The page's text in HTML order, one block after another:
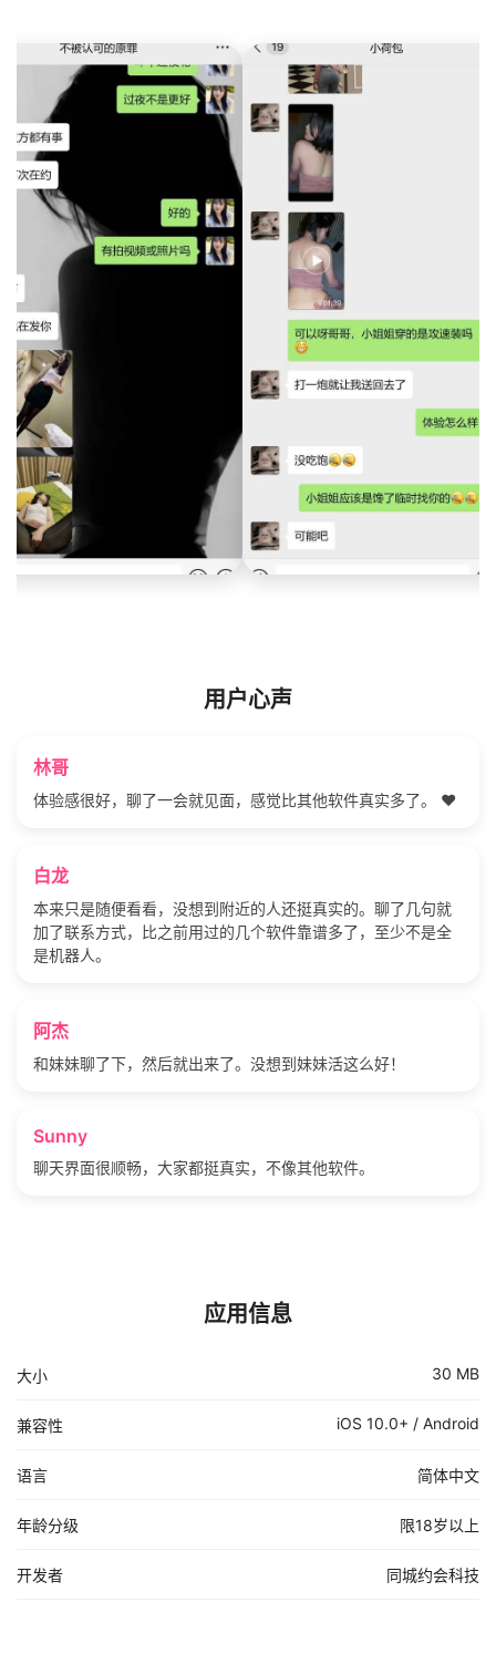
用户心声
林哥
体验感很好，聊了一会就见面，感觉比其他软件真实多了。 ❤️
白龙
本来只是随便看看，没想到附近的人还挺真实的。聊了几句就
加了联系方式，比之前用过的几个软件靠谱多了，至少不是全
是机器人。
阿杰
和妹妹聊了下，然后就出来了。没想到妹妹活这么好！
Sunny
聊天界面很顺畅，大家都挺真实，不像其他软件。
应用信息
大小 30 MB
兼容性 iOS 10.0+ / Android
语言 简体中文
年龄分级 限18岁以上
开发者 同城约会科技